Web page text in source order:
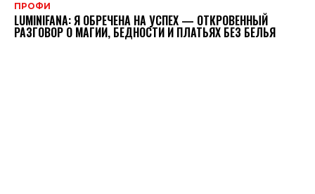
ПРОФИ
LUMINIFANA: Я ОБРЕЧЕНА НА УСПЕХ — ОТКРОВЕННЫЙ
РАЗГОВОР О МАГИИ, БЕДНОСТИ И ПЛАТЬЯХ БЕЗ БЕЛЬЯ